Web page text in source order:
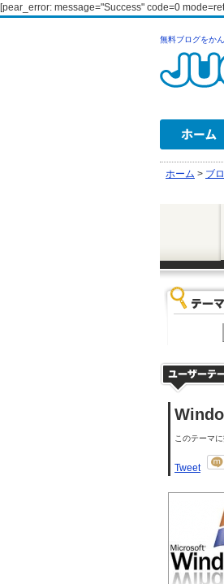
[pear_error: message="Success" code=0
無料ブログをか
ホーム > ブ
このテーマ
Tweet